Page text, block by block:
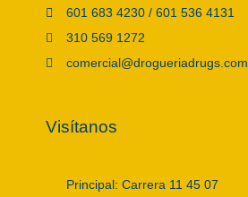
601 683 4230 / 601 536 4131
310 569 1272
comercial@drogueriadrugs.com
Visítanos
Principal: Carrera 11 45 07